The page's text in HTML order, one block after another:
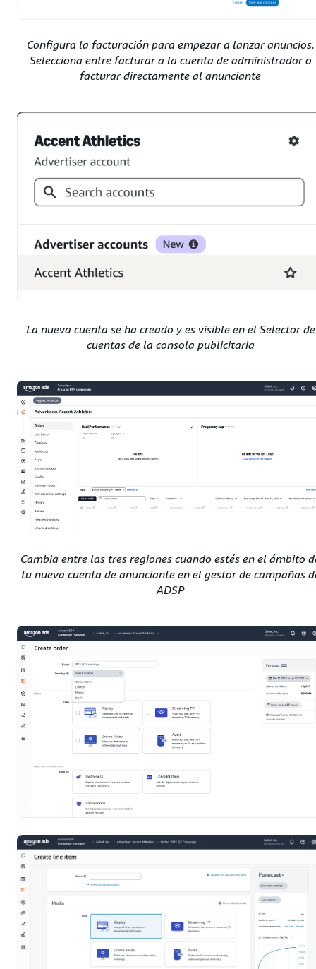
Configura la facturación para empezar a lanzar anuncios.
Selecciona entre facturar a la cuenta de administrador o
facturar directamente al anunciante
La nueva cuenta se ha creado y es visible en el Selector de
cuentas de la consola publicitaria
Cambia entre las tres regiones cuando estés en el ámbito
tu nueva cuenta de anunciante en el gestor de campañas
ADSP